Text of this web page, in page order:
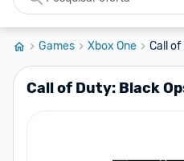
Games Xbox One Call of
Call of Duty: Black